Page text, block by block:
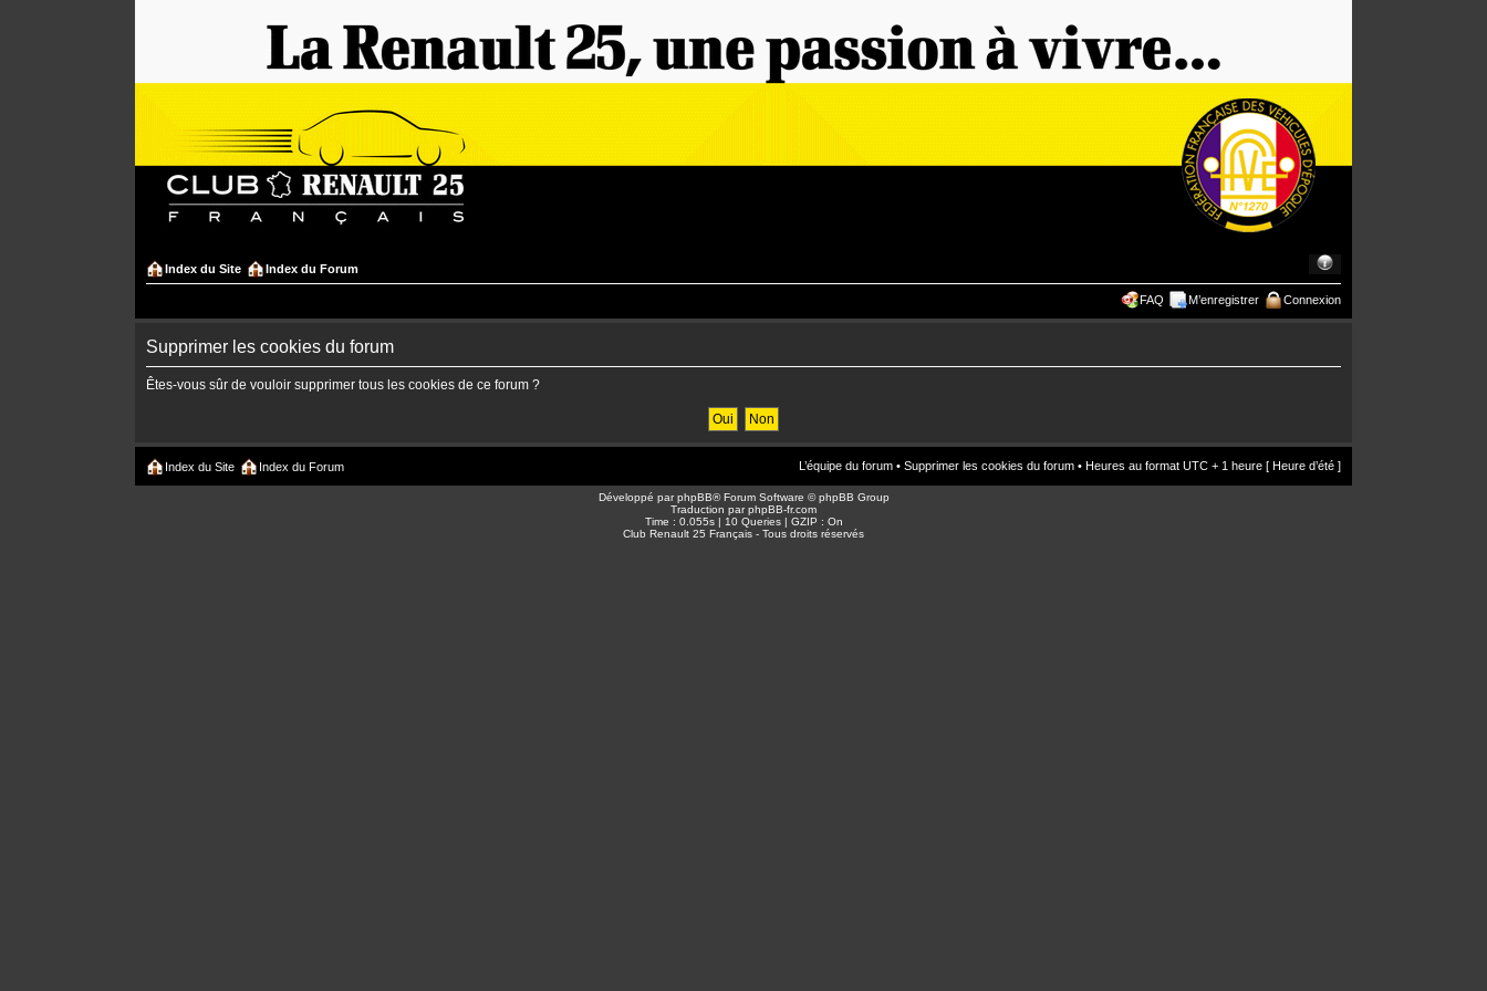
Index du Site Index du Forum
FAQ M’enregistrer Connexion
Supprimer les cookies du forum
Êtes-vous sûr de vouloir supprimer tous les cookies de ce forum ?
Index du Site Index du Forum L’équipe du forum • Supprimer les cookies du forum • Heures au format UTC + 1 heure [ Heure d’été ]
Développé parphpBB® Forum Software © phpBB Group
Traduction parphpBB-fr.com
Time : 0.055s | 10 Queries | GZIP : On
Club Renault 25 Français - Tous droits réservés